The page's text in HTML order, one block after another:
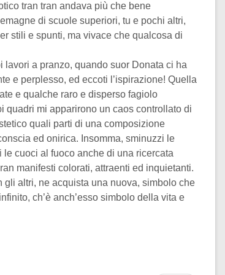
tran tran andava più che bene
di scuole superiori, tu e pochi altri,
stili e spunti, ma vivace che qualcosa di
lavori a pranzo, quando suor Donata ci ha
e perplesso, ed eccoti l’ispirazione! Quella
e qualche raro e disperso fagiolo
quadri mi apparirono un caos controllato di
quali parti di una composizione
ed onirica. Insomma, sminuzzi le
cuoci al fuoco anche di una ricercata
manifesti colorati, attraenti ed inquietanti.
altri, ne acquista una nuova, simbolo che
ch’è anch’esso simbolo della vita e